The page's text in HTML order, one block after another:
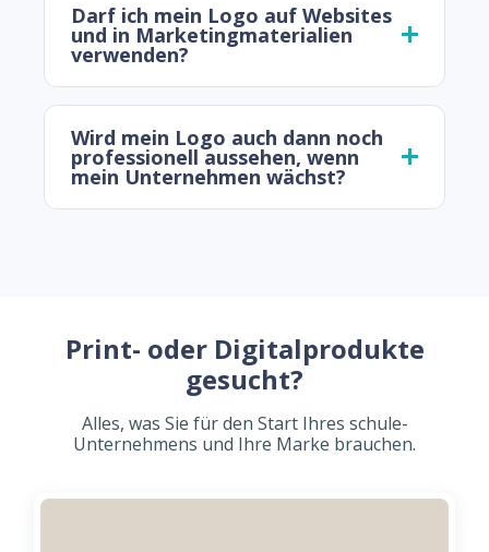
Darf ich mein Logo auf Websites
und in Marketingmaterialien
verwenden?
Wird mein Logo auch dann noch
professionell aussehen, wenn
mein Unternehmen wächst?
Print- oder Digitalprodukte
gesucht?
Alles, was Sie für den Start Ihres schule-
Unternehmens und Ihre Marke brauchen.